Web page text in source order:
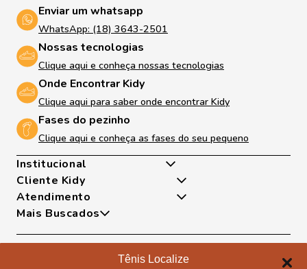
Tênis Localize
Enviar um whatsapp
WhatsApp: (18) 3643-2501
Nossas tecnologias
Clique aqui e conheça nossas tecnologias
Onde Encontrar Kidy
Clique aqui para saber onde encontrar Kidy
Fases do pezinho
Clique aqui e conheça as fases do seu pequeno
Institucional
Quem somos
Nossas Tecnologias
Fases Dos Pezinhos
Dúvidas Frequentes
Trocas e Devoluções
Cliente Kidy
Minha Conta
Atendimento
Exceto Feriados
WhatsApp: (18) 99817-5951
Mais Buscados
Tênis